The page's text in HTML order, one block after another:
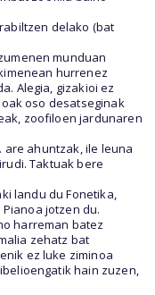
delako (bat
munduan
hurrenez
Alegia, gizakioi ez
oso desatseginak
zoofiloen jardunaren
are ahuntzak, ile leuna
Taktuak bere
landu du Fonetika,
jotzen du.
harreman batez
zehatz bat
ez luke ziminoa
hain zuzen,